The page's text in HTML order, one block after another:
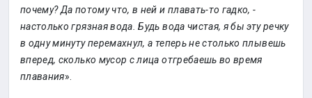
почему? Да потому что, в ней и плавать-то гадко, -
настолько грязная вода. Будь вода чистая, я бы эту речку
в одну минуту перемахнул, а теперь не столько плывешь
вперед, сколько мусор с лица отгребаешь во время
плавания».